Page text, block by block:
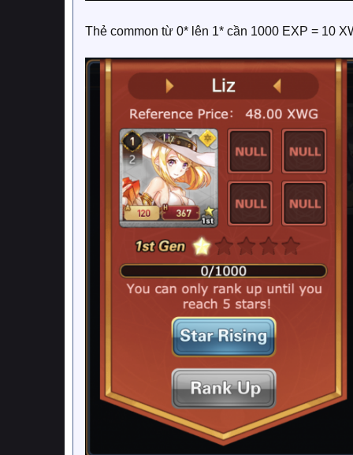
Thẻ common từ 0* lên 1* cần 1000 EXP = 10